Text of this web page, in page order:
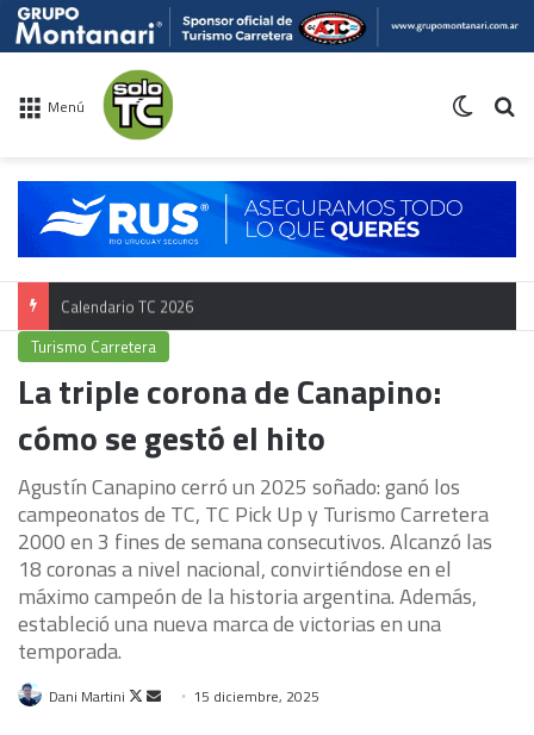
Menú
Calendario TC 2026
Turismo Carretera
La triple corona de Canapino:
cómo se gestó el hito
Agustín Canapino cerró un 2025 soñado: ganó los
campeonatos de TC, TC Pick Up y Turismo Carretera
2000 en 3 fines de semana consecutivos. Alcanzó las
18 coronas a nivel nacional, convirtiéndose en el
máximo campeón de la historia argentina. Además,
estableció una nueva marca de victorias en una
temporada.
Dani Martini
Follow
Send 15 diciembre, 2025